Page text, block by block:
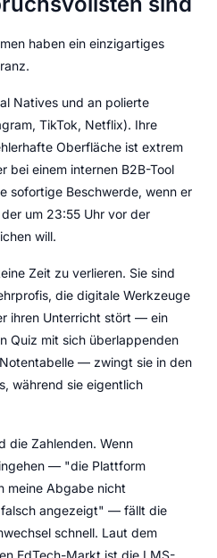
haben ein einzigartiges
Natives und an polierte
TikTok, Netflix). Ihre
Oberfläche ist extrem
bei einem internen B2B-Tool
sofortige Beschwerde, wenn er
um 23:55 Uhr vor der
will.
Zeit zu verlieren. Sie sind
die digitale Werkzeuge
ihren Unterricht stört — ein
Quiz mit sich überlappenden
— zwingt sie in den
während sie eigentlich
die Zahlenden. Wenn
— "die Plattform
meine Abgabe nicht
angezeigt" — fällt die
schnell. Laut dem
EdTech-Markt ist die LMS-